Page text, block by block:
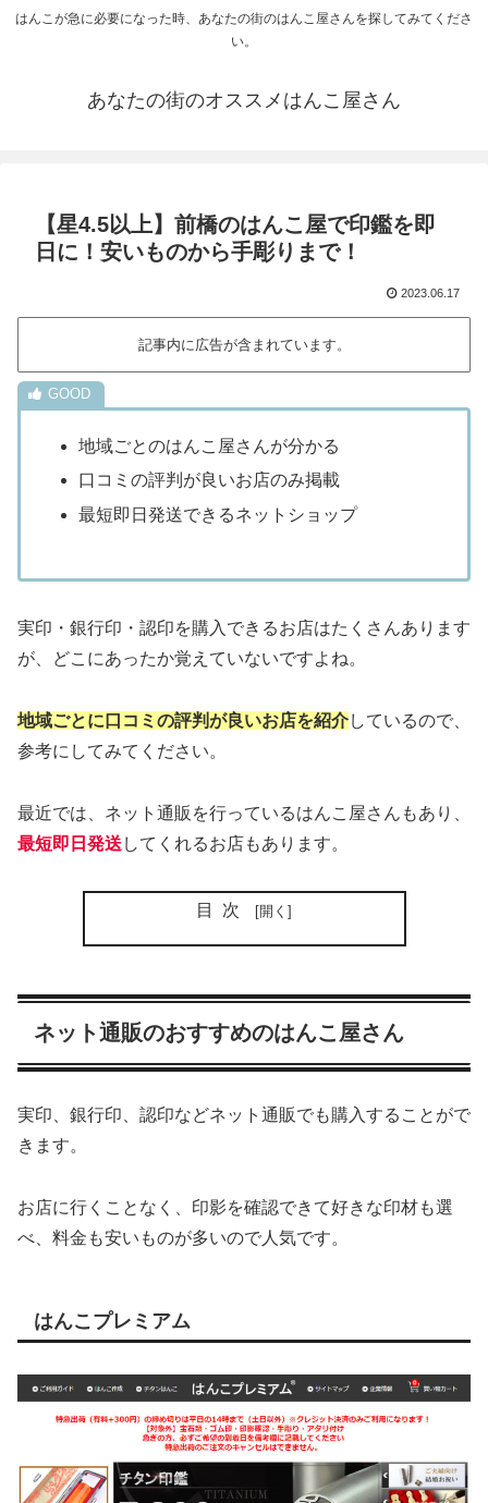
はんこが急に必要になった時、あなたの街のはんこ屋さんを探してみてくださ
い。
あなたの街のオススメはんこ屋さん
【星4.5以上】前橋のはんこ屋で印鑑を即
日に！安いものから手彫りまで！
2023.06.17
記事内に広告が含まれています。
地域ごとのはんこ屋さんが分かる
口コミの評判が良いお店のみ掲載
最短即日発送できるネットショップ
実印・銀行印・認印を購入できるお店はたくさんあります
が、どこにあったか覚えていないですよね。
地域ごとに口コミの評判が良いお店を紹介しているので、
参考にしてみてください。
最近では、ネット通販を行っているはんこ屋さんもあり、
最短即日発送 してくれるお店もあります。
目次
ネット通販のおすすめのはんこ屋さん
実印、銀行印、認印などネット通販でも購入することがで
きます。
お店に行くことなく、印影を確認できて好きな印材も選
べ、料金も安いものが多いので人気です。
はんこプレミアム